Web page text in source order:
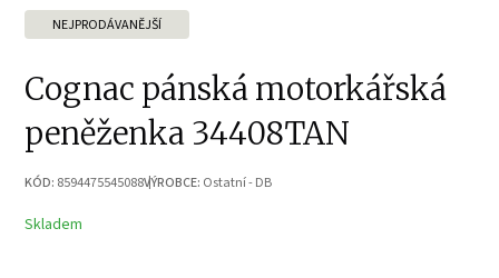
NEJPRODÁVANĚJŠÍ
Cognac pánská motorkářská
peněženka 34408TAN
KÓD: 8594475545088VÝROBCE: Ostatní - DB
Skladem